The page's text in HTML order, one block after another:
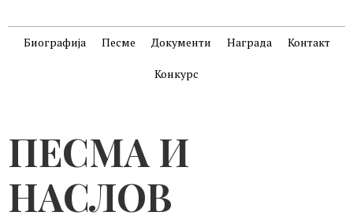
Биографија Песме Документи Награда Контакт
Конкурс
ПЕСМА И
НАСЛОВ